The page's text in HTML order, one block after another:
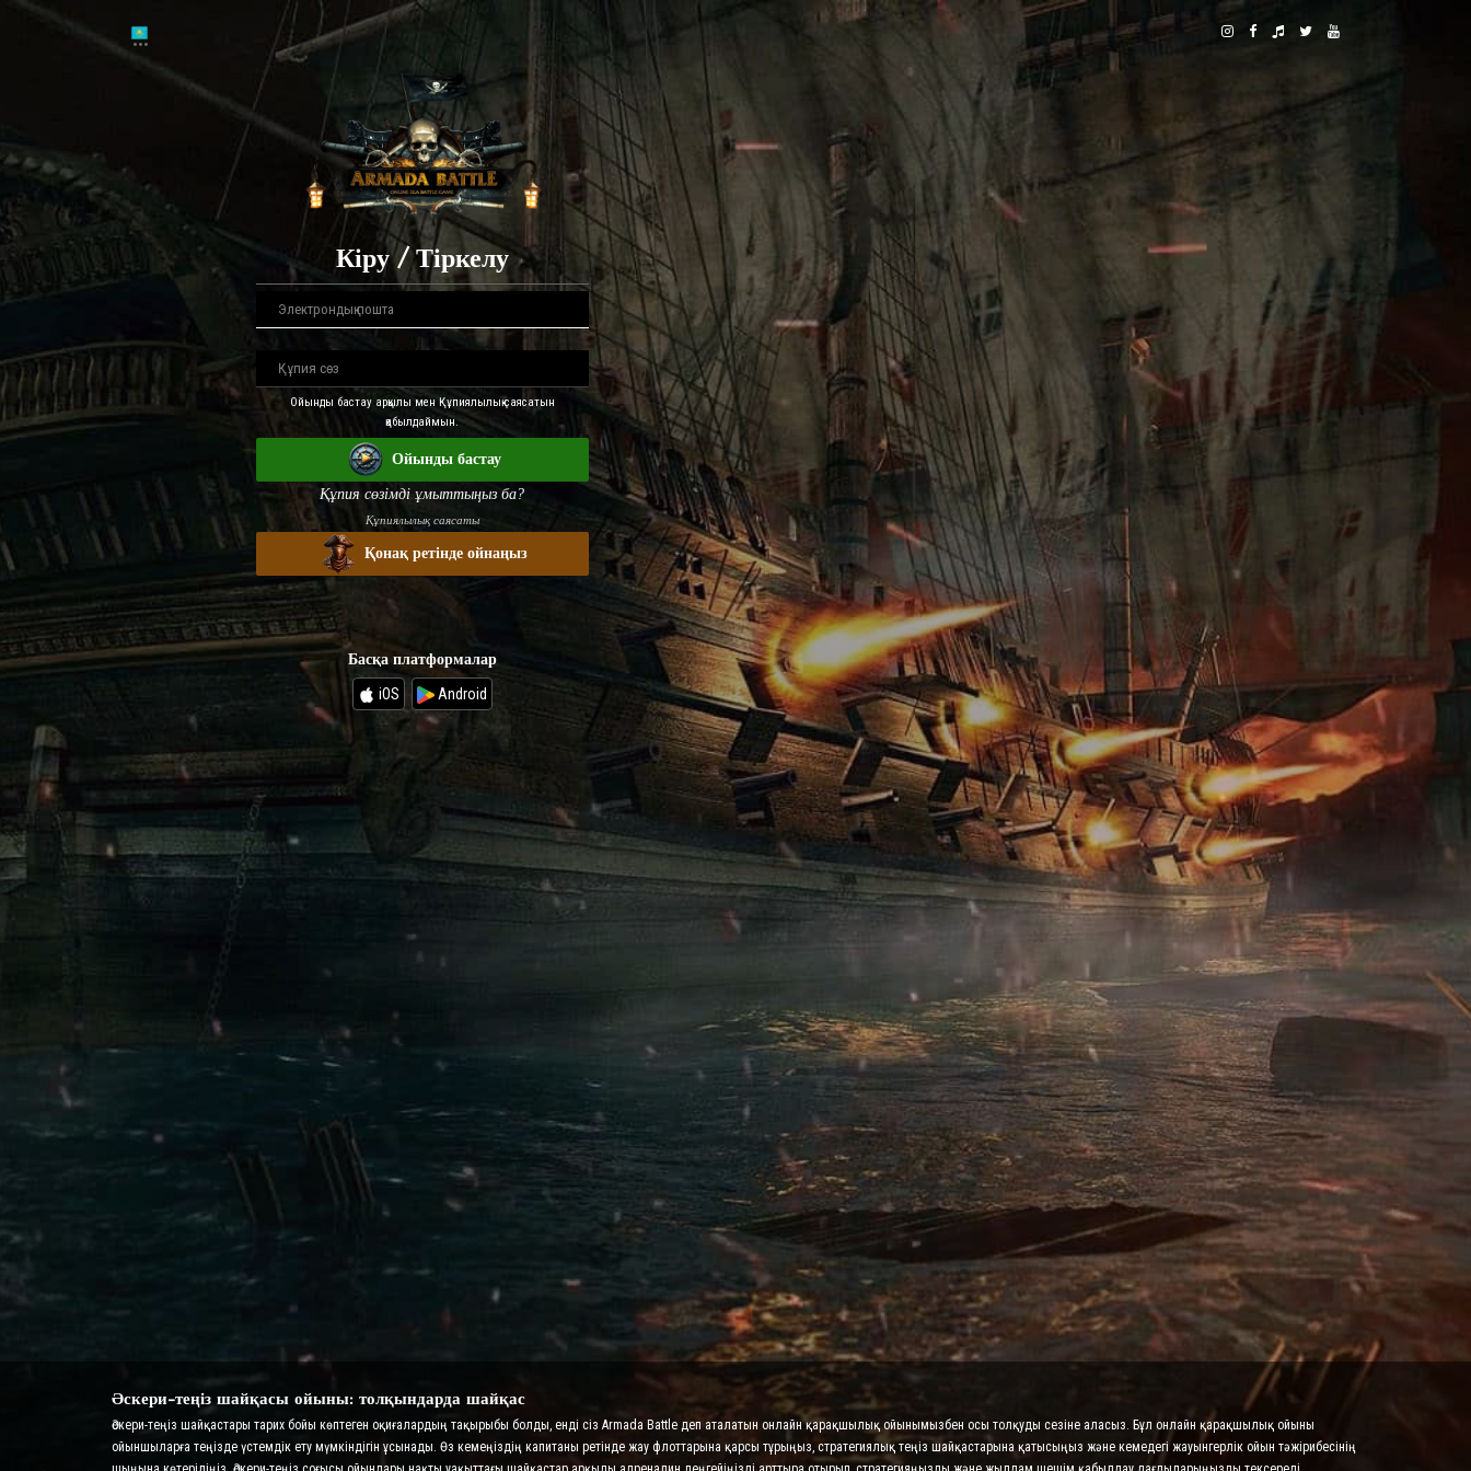
Кіру / Тіркелу
Ойынды бастау арқылы мен Құпиялылық саясатын
қабылдаймын.
Ойынды бастау
Құпия сөзімді ұмыттыңыз ба?
Құпиялылық саясаты
Қонақ ретінде ойнаңыз
Басқа платформалар
iOS Android
Әскери-теңіз шайқасы ойыны: толқындарда шайқас
Әскери-теңіз шайқастары тарих бойы көптеген оқиғалардың тақырыбы болды, енді сіз Armada Battle деп аталатын онлайн қарақшылық ойынымызбен осы толқуды сезіне аласыз. Бұл онлайн қарақшылық ойыны
ойыншыларға теңізде үстемдік ету мүмкіндігін ұсынады. Өз кемеңіздің капитаны ретінде жау флоттарына қарсы тұрыңыз, стратегиялық теңіз шайқастарына қатысыңыз және кемедегі жауынгерлік ойын тәжірибесінің